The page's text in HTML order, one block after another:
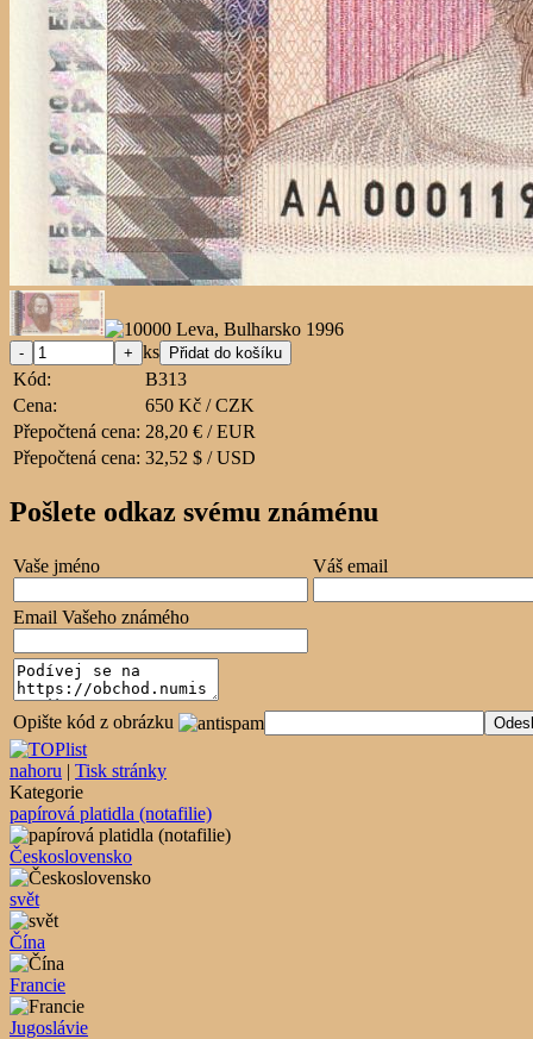
ks
Kód:
B313
Cena:
650 Kč / CZK
Přepočtená cena: 28,20 € / EUR
Přepočtená cena: 32,52 $ / USD
Pošlete odkaz svému známénu
Vaše jméno Váš email
Email Vašeho známého
Opište kód z obrázku
nahoru | Tisk stránky
Kategorie
papírová platidla (notafilie)
Československo
svět
Čína
Francie
Jugoslávie